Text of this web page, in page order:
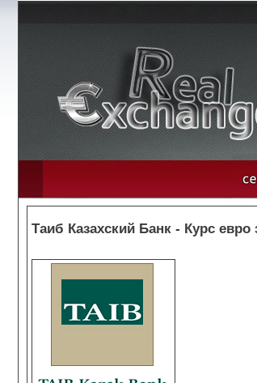
Таиб Казахский Банк - Курс евро